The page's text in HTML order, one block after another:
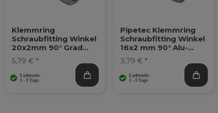
Klemmring
Schraubfitting Winkel
20x2mm 90° Grad
Alu-Verbundrohr
5,79 € *
Pipetec Klemmring
Schraubfitting Winkel
16x2 mm 90° Alu-
Verbundrohr
3,79 € *